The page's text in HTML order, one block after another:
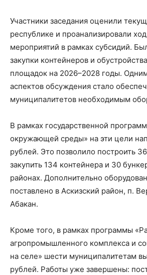
Участники заседания оценили
республике и проанализировали
мероприятий в рамках субсидий.
закупки контейнеров и
площадок на 2026–2028 годы.
аспектов обсуждения стало
муниципалитетов необходимым
В рамках государственной
окружающей среды» на эти цели
рублей. Это позволило построить
закупить 134 контейнера и 30
районах. Дополнительно
поставлено в Аскизский район, п.
Абакан.
Кроме того, в рамках программы
агропромышленного комплекса и
на селе» шести муниципалитетам
рублей. Работы уже завершены: